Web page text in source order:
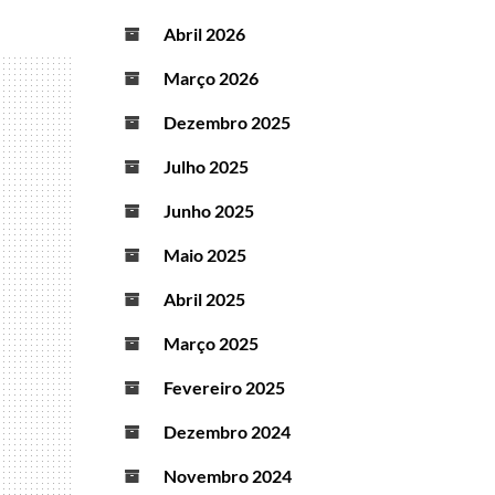
Abril 2026
Março 2026
Dezembro 2025
Julho 2025
Junho 2025
Maio 2025
Abril 2025
Março 2025
Fevereiro 2025
Dezembro 2024
Novembro 2024